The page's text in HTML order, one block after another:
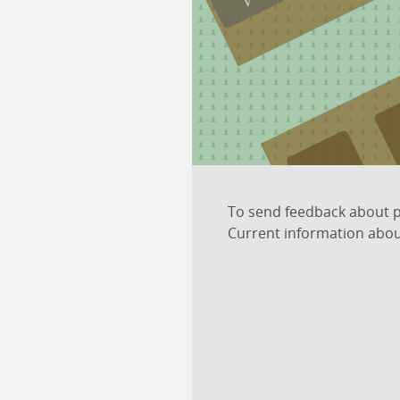
To send feedback
Current information